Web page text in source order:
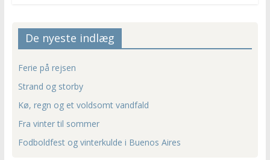
De nyeste indlæg
Ferie på rejsen
Strand og storby
Kø, regn og et voldsomt vandfald
Fra vinter til sommer
Fodboldfest og vinterkulde i Buenos Aires